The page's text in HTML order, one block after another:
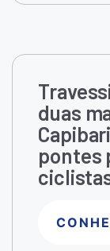
duas
pontes